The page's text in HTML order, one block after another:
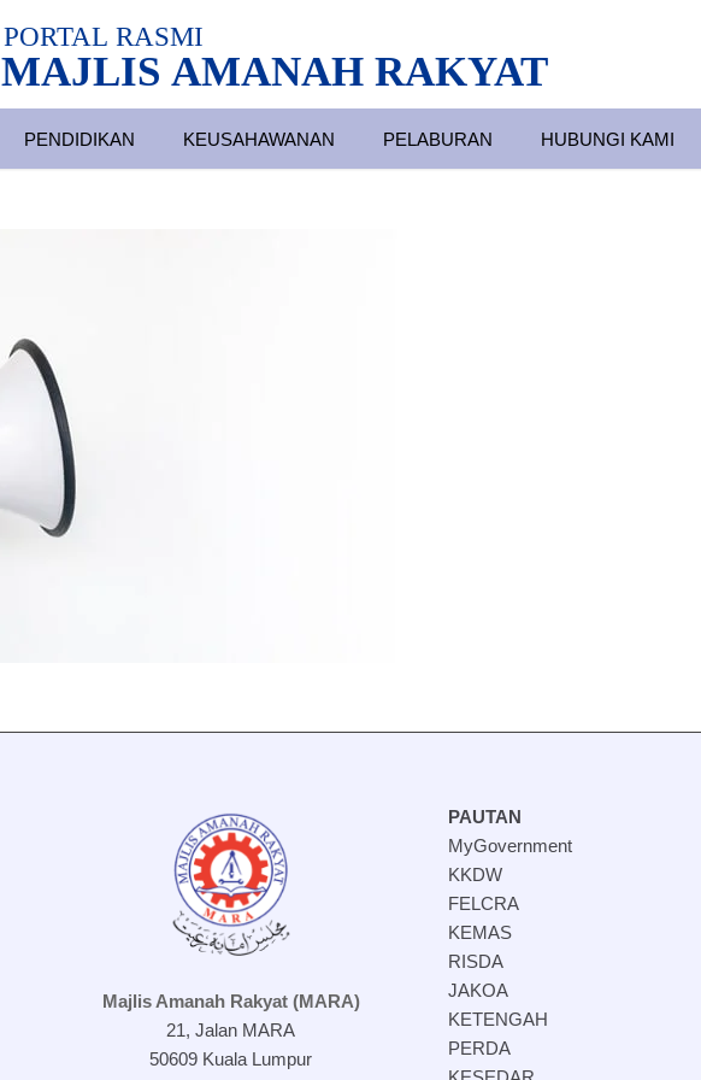
MAJLIS AMANAH RAKYAT
PORTAL RASMI
PENDIDIKAN KEUSAHAWANAN PELABURAN HUBUNGI KAMI
Majlis Amanah Rakyat (MARA)
21, Jalan MARA
50609 Kuala Lumpur
PAUTAN
MyGovernment
KKDW
FELCRA
KEMAS
RISDA
JAKOA
KETENGAH
PERDA